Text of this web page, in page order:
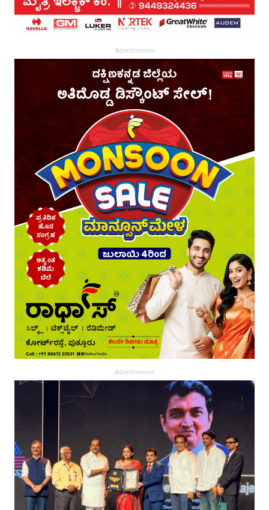
Advertisement
Advertisement